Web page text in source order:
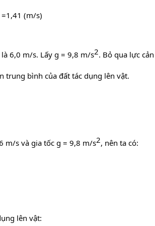
=1,41 (m/s)
6,0 m/s. Lấy g = 9,8 m/s2​. Bỏ qua lực
trung bình của đất tác dụng lên vật.
m/s và gia tốc g = 9,8 m/s2​, nên ta có:
lên vật: